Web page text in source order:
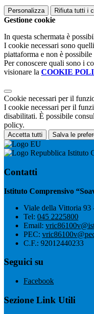
Personalizza Rifiuta tutti i
Gestione cookie
In questa schermata è
I cookie necessari sono
piattaforma e non è
Per conoscere quali sono i
visionare la COOKIE
Cookie necessari per il
I cookie necessari per il
disabilitati. È possibile
policy.
Accetta tutti Salva le
Istituto
Contatti
Istituto Comprensivo
Viale della Vittoria 93
Tel: 045 2225800
Email:
PEC:
C.F.: 92012440233
Seguici su
Facebook
Sezione Link Utili